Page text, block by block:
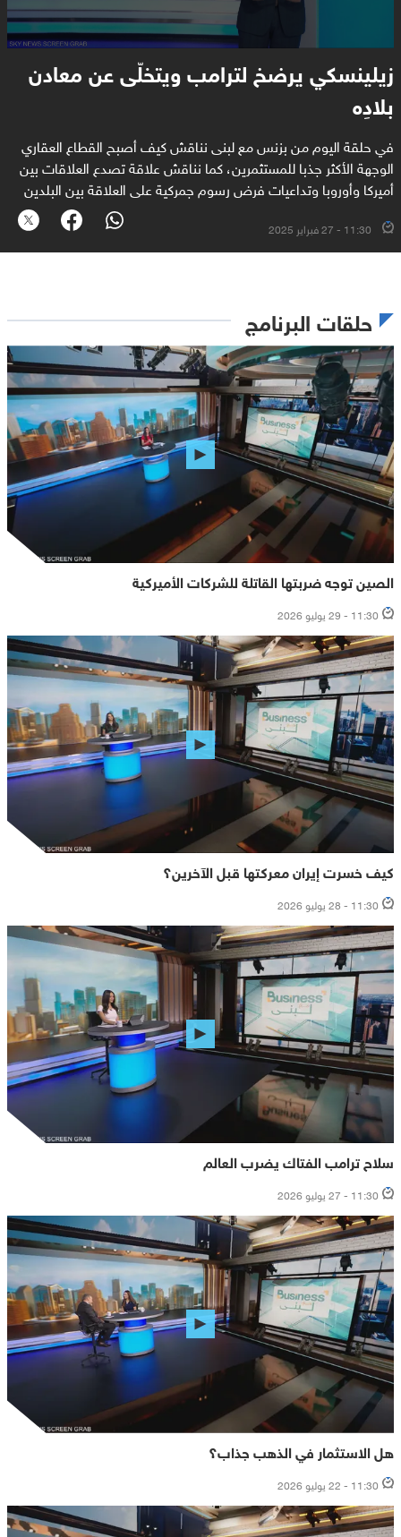
زيلينسكي يرضخ لترامب ويتخلّى عن معادن
بلادِه
في حلقة اليوم من بزنس مع لبنى نناقش كيف أصبح القطاع العقاري
الوجهة الأكثر جذبا للمستثمرين، كما نناقش علاقة تصدع العلاقات بين
أميركا وأوروبا وتداعيات فرض رسوم جمركية على العلاقة بين البلدين
11:30 - 27 فبراير 2025
حلقات البرنامج
الصين توجه ضربتها القاتلة للشركات الأميركية
11:30 - 29 يوليو 2026
كيف خسرت إيران معركتها قبل الآخرين؟
11:30 - 28 يوليو 2026
سلاح ترامب الفتاك يضرب العالم
11:30 - 27 يوليو 2026
هل الاستثمار في الذهب جذاب؟
11:30 - 22 يوليو 2026